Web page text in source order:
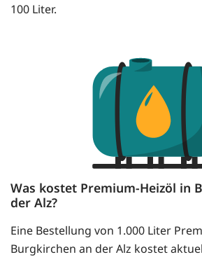
100 Liter.
Was kostet Premium-Heizöl in
der Alz?
Eine Bestellung von 1.000 Liter
Burgkirchen an der Alz kostet